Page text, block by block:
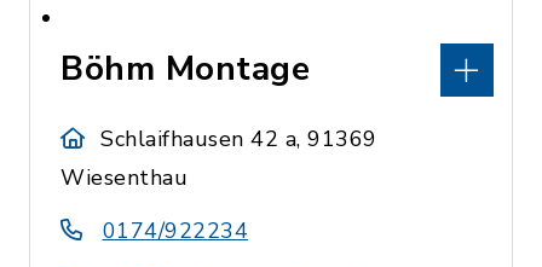
Böhm Montage
Schlaifhausen 42 a, 91369
Wiesenthau
0174/922234